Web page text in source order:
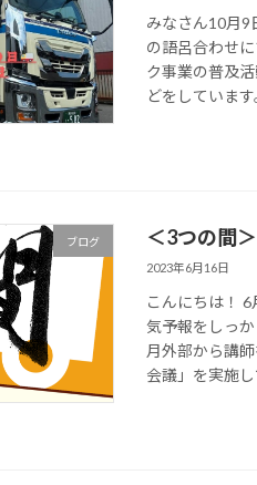
みなさん10月9
の語呂合わせ
ク事業の普及
どをしていま
ブログ ＜3つの間＞
2023年6月16日
こんにちは！
気予報をしっ
月外部から講
会議」を実施